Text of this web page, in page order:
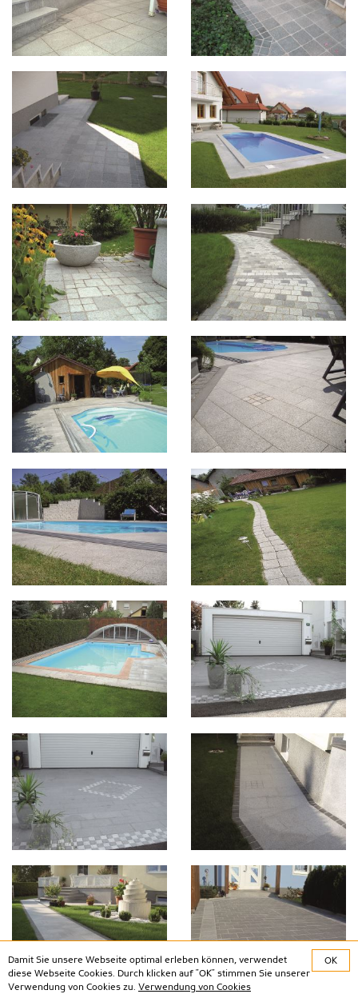
Damit Sie unsere Webseite optimal erleben können, verwendet
diese Webseite Cookies. Durch klicken auf "OK" stimmen Sie unserer
Verwendung von Cookies zu. Verwendung von Cookies
OK